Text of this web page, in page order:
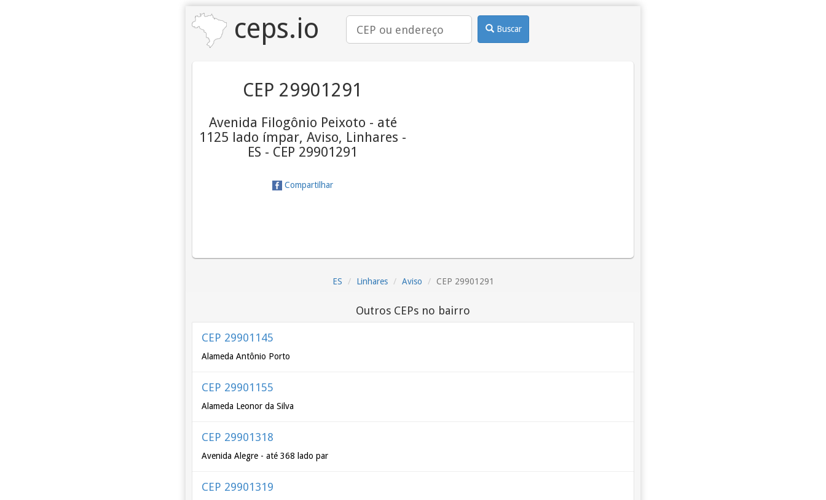
ceps.io Buscar
CEP 29901291
Avenida Filogônio Peixoto - até
1125 lado ímpar, Aviso, Linhares -
ES - CEP 29901291
Compartilhar
ES Linhares Aviso CEP 29901291
Outros CEPs no bairro
CEP 29901145
Alameda Antônio Porto
CEP 29901155
Alameda Leonor da Silva
CEP 29901318
Avenida Alegre - até 368 lado par
CEP 29901319